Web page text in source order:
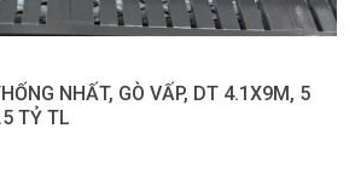
NHẤT, GÒ VẤP, DT 4.1X9M, 5
TỶ TL